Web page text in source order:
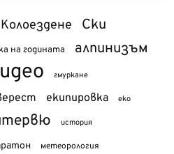
Колоездене Ски
на годината алпинизъм
гмуркане
екипировка еко
история
метеорология